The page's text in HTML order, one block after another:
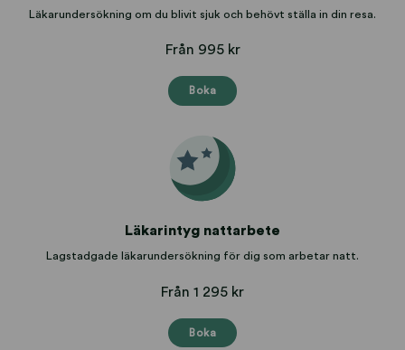
Läkarundersökning om du blivit sjuk och behövt ställa in din resa.
Från 995 kr
Boka
Läkarintyg nattarbete
Lagstadgade läkarundersökning för dig som arbetar natt.
Från 1 295 kr
Boka